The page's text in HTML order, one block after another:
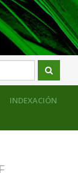
INDEXACIÓN